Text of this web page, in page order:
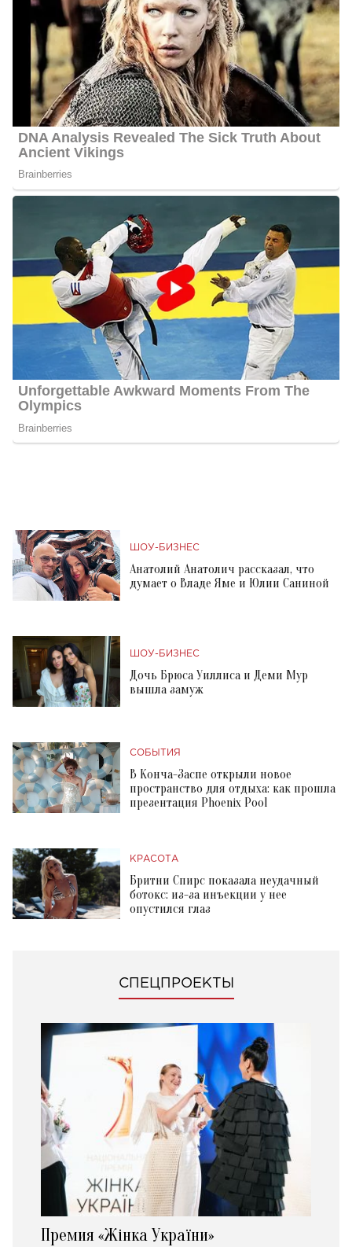
ШОУ-БИЗНЕС
Анатолий Анатолич рассказал, что
думает о Владе Яме и Юлии Саниной
ШОУ-БИЗНЕС
Дочь Брюса Уиллиса и Деми Мур
вышла замуж
СОБЫТИЯ
В Конча-Заспе открыли новое
пространство для отдыха: как прошла
презентация Phoenix Pool
КРАСОТА
Бритни Спирс показала неудачный
ботокс: из-за инъекции у нее
опустился глаз
СПЕЦПРОЕКТЫ
Премия «Жінка України»